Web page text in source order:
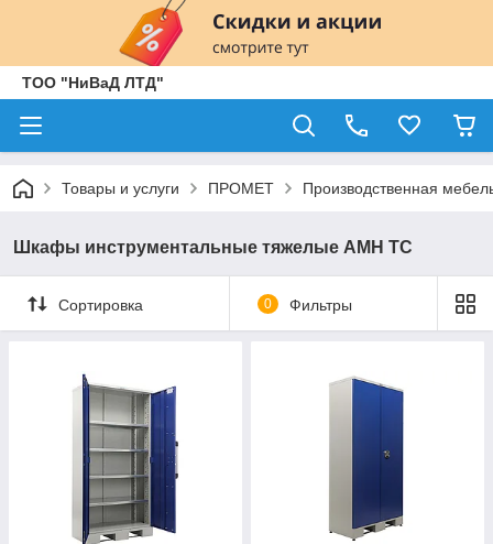
ТОО "НиВаД ЛТД"
Товары и услуги ПРОМЕТ Производственная
Шкафы инструментальные тяжелые AMH TC
Сортировка 0 Фильтры